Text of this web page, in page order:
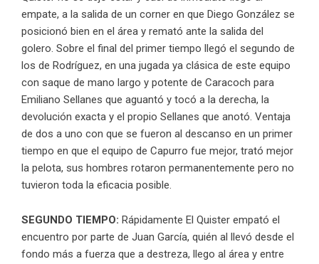
empate, a la salida de un corner en que Diego González se
posicionó bien en el área y remató ante la salida del
golero. Sobre el final del primer tiempo llegó el segundo de
los de Rodríguez, en una jugada ya clásica de este equipo
con saque de mano largo y potente de Caracoch para
Emiliano Sellanes que aguantó y tocó a la derecha, la
devolución exacta y el propio Sellanes que anotó. Ventaja
de dos a uno con que se fueron al descanso en un primer
tiempo en que el equipo de Capurro fue mejor, trató mejor
la pelota, sus hombres rotaron permanentemente pero no
tuvieron toda la eficacia posible.
SEGUNDO TIEMPO: Rápidamente El Quister empató el
encuentro por parte de Juan García, quién al llevó desde el
fondo más a fuerza que a destreza, llego al área y entre